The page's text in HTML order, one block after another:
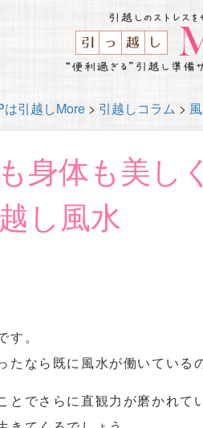
引越しMore > 引越しコラム >
身体も美し
し風水
。
なら既に風水が働いている
とでさらに直観力が磨かれて